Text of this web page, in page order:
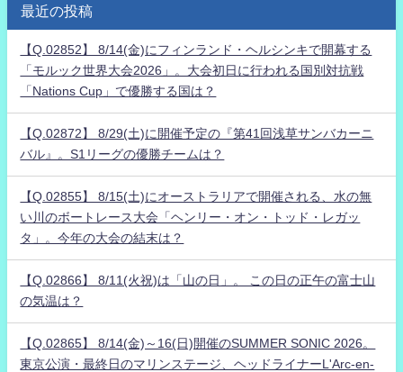
最近の投稿
【Q.02852】 8/14(金)にフィンランド・ヘルシンキで開幕する
「モルック世界大会2026」。大会初日に行われる国別対抗戦
「Nations Cup」で優勝する国は？
【Q.02872】 8/29(土)に開催予定の『第41回浅草サンバカーニ
バル』。S1リーグの優勝チームは？
【Q.02855】 8/15(土)にオーストラリアで開催される、水の無
い川のボートレース大会「ヘンリー・オン・トッド・レガッ
タ」。今年の大会の結末は？
【Q.02866】 8/11(火祝)は「山の日」。 この日の正午の富士山
の気温は？
【Q.02865】 8/14(金)～16(日)開催のSUMMER SONIC 2026。
東京公演・最終日のマリンステージ、ヘッドライナーL'Arc-en-